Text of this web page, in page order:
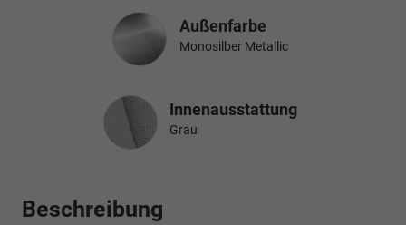
Außenfarbe
Monosilber Metallic
InnenausstattungInnenausstattung
Grau
Beschreibung